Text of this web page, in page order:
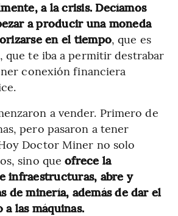
a la crisis. Decíamos
a producir una moneda
en el tiempo, que es
que te iba a permitir destrabar
conexión financiera
a vender. Primero de
pero pasaron a tener
Doctor Miner no solo
sino queofrece la
infraestructuras, abre y
de minería, además de dar el
las máquinas.